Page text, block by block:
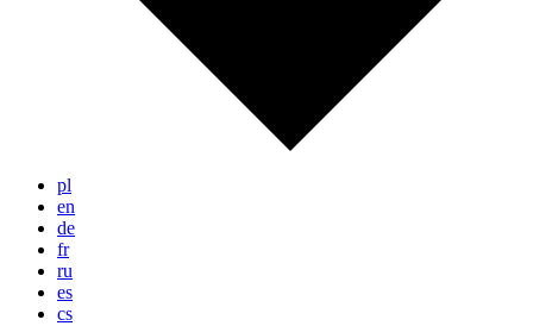
pl
en
de
fr
ru
es
cs